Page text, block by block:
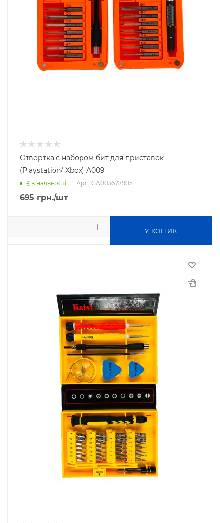
Отвертка с набором бит для приставок
(Playstation/ Xbox) A009
Є в наявності Арт.: GA003677905
695 грн./шт
У КОШИК